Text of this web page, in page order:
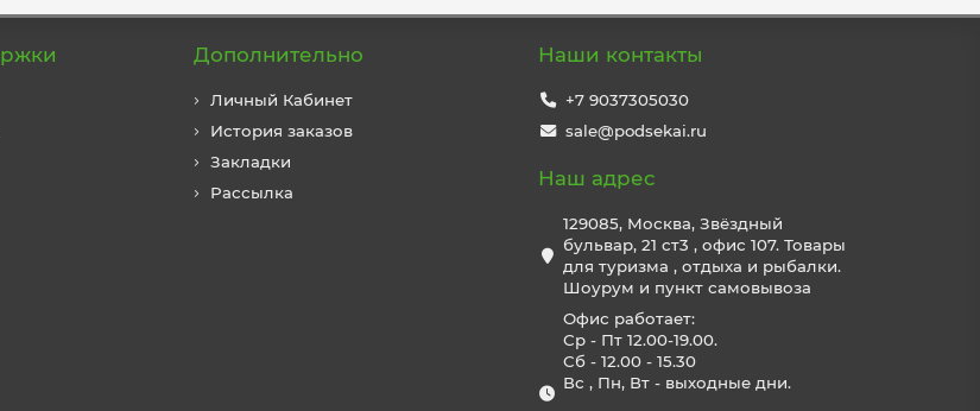
Дополнительно
Личный Кабинет
История заказов
Закладки
Рассылка
Наши контакты
+7 9037305030
sale@podsekai.ru
Наш адрес
129085, Москва, Звёздный
бульвар, 21 ст3 , офис 107. Товары
для туризма , отдыха и рыбалки.
Шоурум и пункт самовывоза
Офис работает:
Ср - Пт 12.00-19.00.
Сб - 12.00 - 15.30
Вс , Пн, Вт - выходные дни.